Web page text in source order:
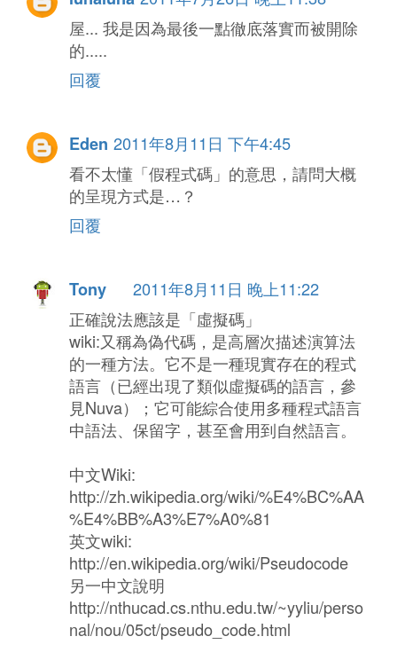
屋... 我是因為最後一點徹底落實而被開除
的.....
回覆
Eden 2011年8月11日 下午4:45
看不太懂「假程式碼」的意思，請問大概
的呈現方式是…？
回覆
Tony
2011年8月11日 晚上11:22
正確說法應該是「虛擬碼」
wiki:又稱為偽代碼，是高層次描述演算法
的一種方法。它不是一種現實存在的程式
語言（已經出現了類似虛擬碼的語言，參
見Nuva）；它可能綜合使用多種程式語言
中語法、保留字，甚至會用到自然語言。
中文Wiki:
http://zh.wikipedia.org/wiki/%E4%BC%AA
%E4%BB%A3%E7%A0%81
英文wiki:
http://en.wikipedia.org/wiki/Pseudocode
另一中文說明
http://nthucad.cs.nthu.edu.tw/~yyliu/perso
nal/nou/05ct/pseudo_code.html